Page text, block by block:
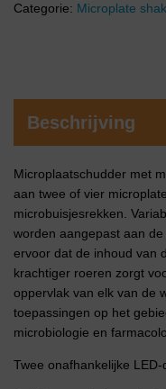
Categorie: Microplate
Beschrijving
Microplaatschudder met
aan twee of vier
microbuisjesrekken.
worden aangepast aan
ervoor dat de inhoud van
krachtiger roeren zorgt
oppervlak van elk van de
toepassingen op het
microbiologie en
Twee onafhankelijke